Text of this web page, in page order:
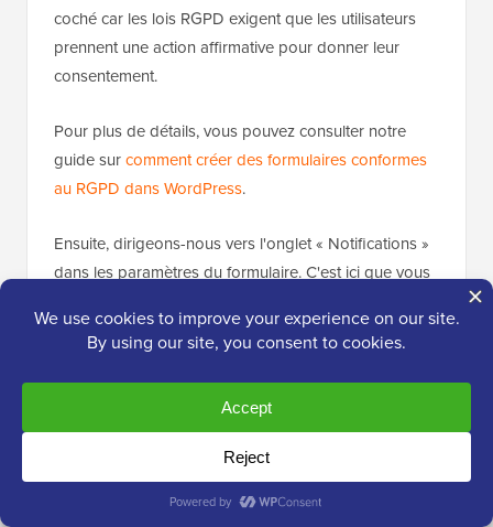
coché car les lois RGPD exigent que les utilisateurs
prennent une action affirmative pour donner leur
consentement.
Pour plus de détails, vous pouvez consulter notre
guide surcomment créer des formulaires conformes
au RGPD dans WordPress.
Ensuite, dirigeons-nous vers l'onglet « Notifications »
dans les paramètres du formulaire. C'est ici que vous
quelqu'un soumet votre formulaire.
Par défaut, WPForms enverra la notification à
l'adresse e-mail de l'administrateur définie dans vos
pour n'importe quelle adresse e-mail de votre choix –
ou même envoyer la notification àplusieurs adresses